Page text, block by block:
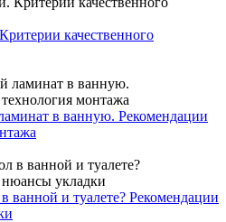
качественного
в ванную. Рекомендации
ванной и туалете? Рекомендации